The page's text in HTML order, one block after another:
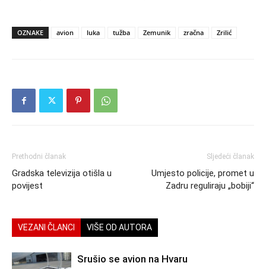
OZNAKE avion luka tužba Zemunik zračna Zrilić
Prethodni članak
Gradska televizija otišla u
povijest
Sljedeći članak
Umjesto policije, promet u
Zadru reguliraju „bobiji“
VEZANI ČLANCI VIŠE OD AUTORA
Srušio se avion na Hvaru